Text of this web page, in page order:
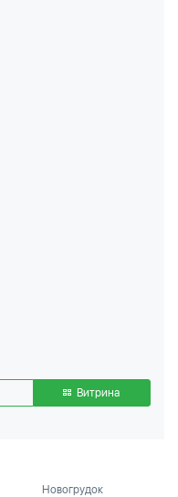
Витрина
Новогрудок